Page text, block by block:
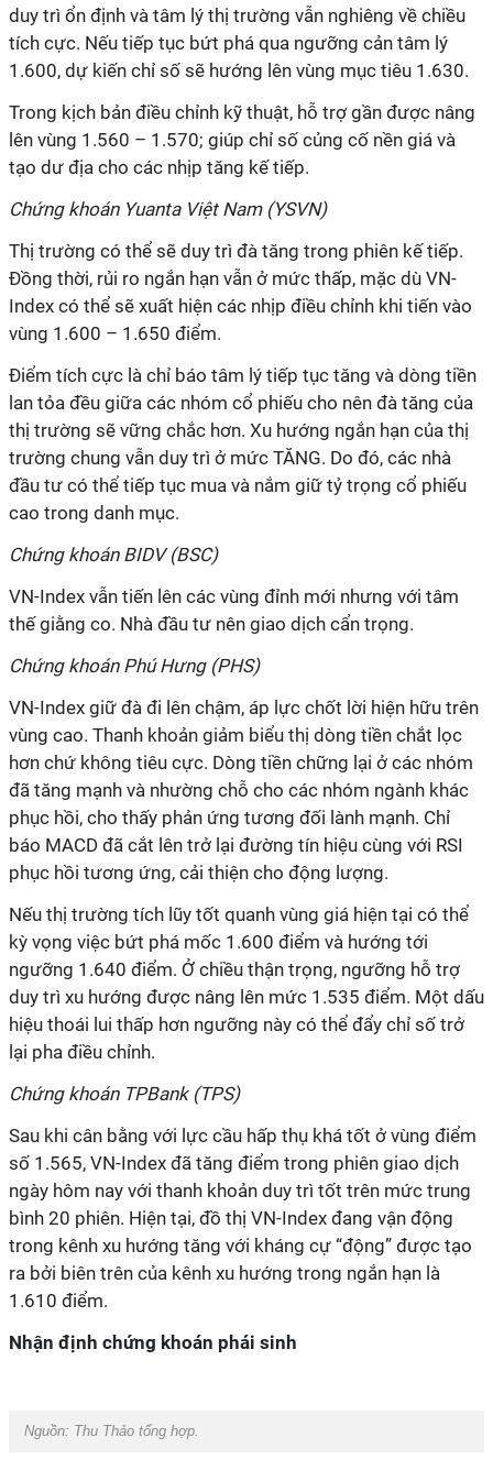
duy trì ổn định và tâm lý thị trường vẫn nghiêng về chiều
tích cực. Nếu tiếp tục bứt phá qua ngưỡng cản tâm lý
1.600, dự kiến chỉ số sẽ hướng lên vùng mục tiêu 1.630.
Trong kịch bản điều chỉnh kỹ thuật, hỗ trợ gần được nâng
lên vùng 1.560 – 1.570; giúp chỉ số củng cố nền giá và
tạo dư địa cho các nhịp tăng kế tiếp.
Chứng khoán Yuanta Việt Nam (YSVN)
Thị trường có thể sẽ duy trì đà tăng trong phiên kế tiếp.
Đồng thời, rủi ro ngắn hạn vẫn ở mức thấp, mặc dù VN-
Index có thể sẽ xuất hiện các nhịp điều chỉnh khi tiến vào
vùng 1.600 – 1.650 điểm.
Điểm tích cực là chỉ báo tâm lý tiếp tục tăng và dòng tiền
lan tỏa đều giữa các nhóm cổ phiếu cho nên đà tăng của
thị trường sẽ vững chắc hơn. Xu hướng ngắn hạn của thị
trường chung vẫn duy trì ở mức TĂNG. Do đó, các nhà
đầu tư có thể tiếp tục mua và nắm giữ tỷ trọng cổ phiếu
cao trong danh mục.
Chứng khoán BIDV (BSC)
VN-Index vẫn tiến lên các vùng đỉnh mới nhưng với tâm
thế giằng co. Nhà đầu tư nên giao dịch cẩn trọng.
Chứng khoán Phú Hưng (PHS)
VN-Index giữ đà đi lên chậm, áp lực chốt lời hiện hữu trên
vùng cao. Thanh khoản giảm biểu thị dòng tiền chắt lọc
hơn chứ không tiêu cực. Dòng tiền chững lại ở các nhóm
đã tăng mạnh và nhường chỗ cho các nhóm ngành khác
phục hồi, cho thấy phản ứng tương đối lành mạnh. Chỉ
báo MACD đã cắt lên trở lại đường tín hiệu cùng với RSI
phục hồi tương ứng, cải thiện cho động lượng.
Nếu thị trường tích lũy tốt quanh vùng giá hiện tại có thể
kỳ vọng việc bứt phá mốc 1.600 điểm và hướng tới
ngưỡng 1.640 điểm. Ở chiều thận trọng, ngưỡng hỗ trợ
duy trì xu hướng được nâng lên mức 1.535 điểm. Một dấu
hiệu thoái lui thấp hơn ngưỡng này có thể đẩy chỉ số trở
lại pha điều chỉnh.
Chứng khoán TPBank (TPS)
Sau khi cân bằng với lực cầu hấp thụ khá tốt ở vùng điểm
số 1.565, VN-Index đã tăng điểm trong phiên giao dịch
ngày hôm nay với thanh khoản duy trì tốt trên mức trung
bình 20 phiên. Hiện tại, đồ thị VN-Index đang vận động
trong kênh xu hướng tăng với kháng cự “động” được tạo
ra bởi biên trên của kênh xu hướng trong ngắn hạn là
1.610 điểm.
Nhận định chứng khoán phái sinh
Nguồn: Thu Thảo tổng hợp.